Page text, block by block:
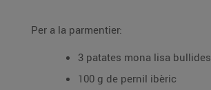
Per a la parmentier:
3 patates mona lisa bullides
100 g de pernil ibèric